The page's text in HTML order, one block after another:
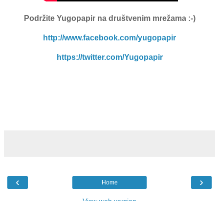
Podržite Yugopapirna društvenim mrežama :-)
http://www.facebook.com/yugopapir
https://twitter.com/Yugopapir
‹ ›
Home